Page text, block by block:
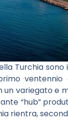
Turchia
variegato e
“hub”
rientra,